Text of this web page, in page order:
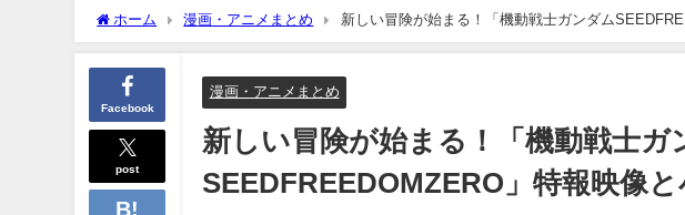
ホーム 漫画・アニメまとめ 新しい冒険が始まる！「機動戦士ガンダム
Facebook
post
漫画・アニメまとめ
新しい冒険が始まる！「機動戦士ガ
SEEDFREEDOMZERO」特報映像